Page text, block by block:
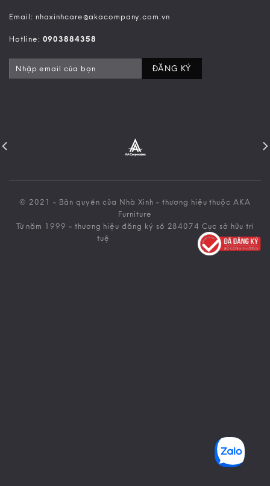
Email: nhaxinhcare@akacompany.com.vn
Hotline: 0903884358
© 2021 - Bản quyền của Nhà Xinh - thương hiệu thuộc AKA
Furniture
Từ năm 1999 - thương hiệu đăng ký số 284074 Cục sở hữu trí
tuệ